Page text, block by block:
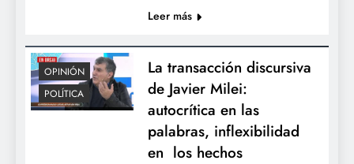
Leer más
OPINIÓN
POLÍTICA
La transacción discursiva
de Javier Milei:
autocrítica en las
palabras, inflexibilidad
en los hechos